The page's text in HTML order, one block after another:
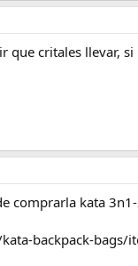
que critales llevar,
comprarla kata
backpack-bags/